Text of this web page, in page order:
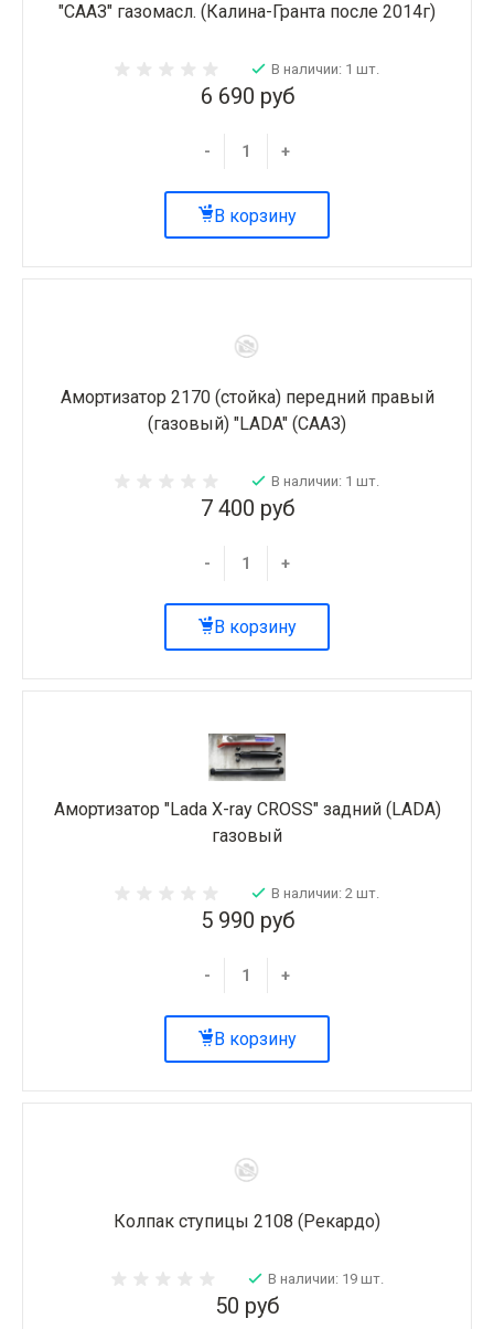
"СААЗ" газомасл. (Калина-Гранта после 2014г)
В наличии: 1 шт.
6 690 руб
- +
В корзину
Амортизатор 2170 (стойка) передний правый
(газовый) "LADA" (СААЗ)
В наличии: 1 шт.
7 400 руб
- +
В корзину
Амортизатор "Lada X-ray CROSS" задний (LADA)
газовый
В наличии: 2 шт.
5 990 руб
- +
В корзину
Колпак ступицы 2108 (Рекардо)
В наличии: 19 шт.
50 руб